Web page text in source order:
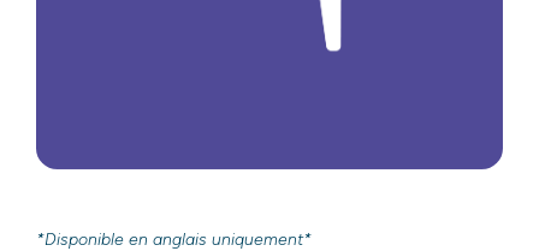
*Disponible en anglais uniquement*